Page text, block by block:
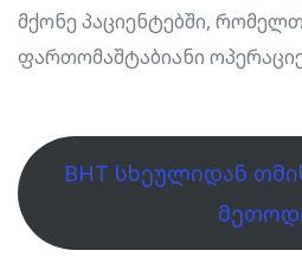
მქონე პაციენტებში,
ფართომაშტაბიანი
BHT სხეულიდან